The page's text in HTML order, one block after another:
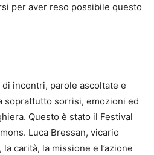
per aver reso possibile questo
incontri, parole ascoltate e
soprattutto sorrisi, emozioni ed
Questo è stato il Festival
Luca Bressan, vicario
carità, la missione e l’azione